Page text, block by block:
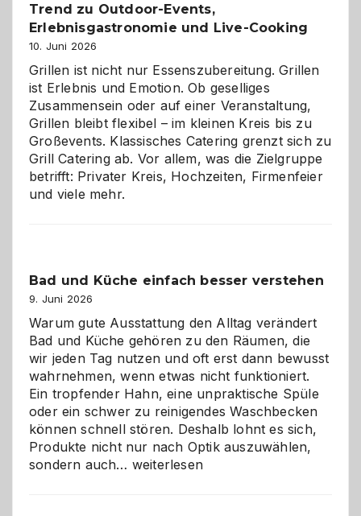
zu
Trend zu Outdoor-Events,
Erlebnisgastronomie und Live-Cooking
10. Juni 2026
Grillen ist nicht nur Essenszubereitung. Grillen
ist Erlebnis und Emotion. Ob geselliges
Zusammensein oder auf einer Veranstaltung,
Grillen bleibt flexibel – im kleinen Kreis bis zu
Großevents. Klassisches Catering grenzt sich zu
Grill Catering ab. Vor allem, was die Zielgruppe
betrifft: Privater Kreis, Hochzeiten, Firmenfeier
und viele mehr.
Bad und Küche einfach besser verstehen
9. Juni 2026
Warum gute Ausstattung den Alltag verändert
Bad und Küche gehören zu den Räumen, die
wir jeden Tag nutzen und oft erst dann bewusst
wahrnehmen, wenn etwas nicht funktioniert.
Ein tropfender Hahn, eine unpraktische Spüle
oder ein schwer zu reinigendes Waschbecken
können schnell stören. Deshalb lohnt es sich,
Produkte nicht nur nach Optik auszuwählen,
sondern auch… Bad
weiterlesen